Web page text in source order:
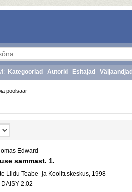
Kategooriad Autorid Esitajad Väljaandjad
poolsaar
Edward
sammast. 1.
Liidu Teabe- ja Koolituskeskus, 1998
2.02